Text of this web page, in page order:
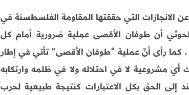
الانجازات التي حققتها المقاومة الفلسطسنة في
أن طوفان الأقصى عملية ضرورية أمام كل
كما رأى أنّ عملية “طوفان الأقصى” تأتي في إطار
مشروعية لا في احتلاله ولا في ظلمه وارتكابه
الحق بكل الاعتبارات كنتيجة طبيعية لحرب